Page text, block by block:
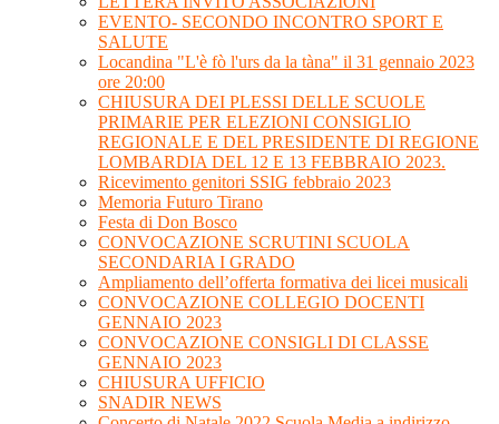
EVENTO- SECONDO INCONTRO SPORT E
SALUTE
Locandina "L'è fò l'urs da la tàna" il 31 gennaio 2023
ore 20:00
CHIUSURA DEI PLESSI DELLE SCUOLE
PRIMARIE PER ELEZIONI CONSIGLIO
REGIONALE E DEL PRESIDENTE DI REGIONE
LOMBARDIA DEL 12 E 13 FEBBRAIO 2023.
Ricevimento genitori SSIG febbraio 2023
Memoria Futuro Tirano
Festa di Don Bosco
CONVOCAZIONE SCRUTINI SCUOLA
SECONDARIA I GRADO
Ampliamento dell’offerta formativa dei licei musicali
CONVOCAZIONE COLLEGIO DOCENTI
GENNAIO 2023
CONVOCAZIONE CONSIGLI DI CLASSE
GENNAIO 2023
CHIUSURA UFFICIO
SNADIR NEWS